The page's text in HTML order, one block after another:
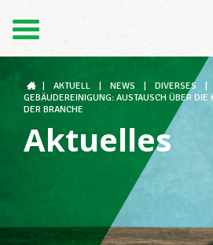
FR
Der LCGB
Gewerkschaftsstrukturen
AKTUELL NEWS DIVERSES
GEBÄUDEREINIGUNG: AUSTAUSCH ÜBER DIE
DER BRANCHE
Aktuelles